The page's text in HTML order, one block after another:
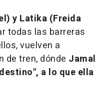
y Latika (Freida
todas las barreras
vuelven a
de tren, dónde Jamal
a lo que ella